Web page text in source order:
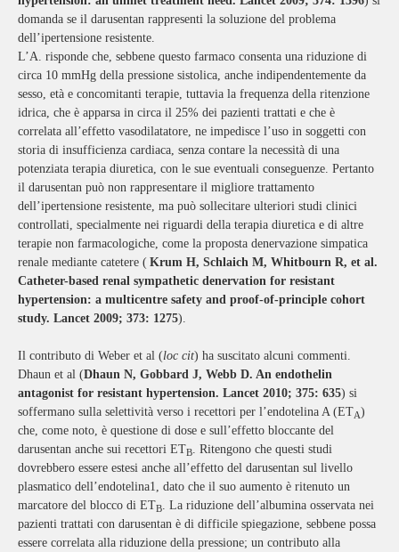
domanda se il darusentan rappresenti la soluzione del problema
dell’ipertensione resistente.
L’A. risponde che, sebbene questo farmaco consenta una riduzione di
circa 10 mmHg della pressione sistolica, anche indipendentemente da
sesso, età e concomitanti terapie, tuttavia la frequenza della ritenzione
idrica, che è apparsa in circa il 25% dei pazienti trattati e che è
correlata all’effetto vasodilatatore, ne impedisce l’uso in soggetti con
storia di insufficienza cardiaca, senza contare la necessità di una
potenziata terapia diuretica, con le sue eventuali conseguenze. Pertanto
il darusentan può non rappresentare il migliore trattamento
dell’ipertensione resistente, ma può sollecitare ulteriori studi clinici
controllati, specialmente nei riguardi della terapia diuretica e di altre
terapie non farmacologiche, come la proposta denervazione simpatica
renale mediante catetere ( Krum H, Schlaich M, Whitbourn R, et al.
Catheter-based renal sympathetic denervation for resistant
hypertension: a multicentre safety and proof-of-principle cohort
study. Lancet 2009; 373: 1275).
Il contributo di Weber et al (loc cit) ha suscitato alcuni commenti.
Dhaun et al (Dhaun N, Gobbard J, Webb D. An endothelin
antagonist for resistant hypertension. Lancet 2010; 375: 635) si
soffermano sulla selettività verso i recettori per l’endotelina A (ETA)
che, come noto, è questione di dose e sull’effetto bloccante del
darusentan anche sui recettori ETB. Ritengono che questi studi
dovrebbero essere estesi anche all’effetto del darusentan sul livello
plasmatico dell’endotelina1, dato che il suo aumento è ritenuto un
marcatore del blocco di ETB. La riduzione dell’albumina osservata nei
pazienti trattati con darusentan è di difficile spiegazione, sebbene possa
essere correlata alla riduzione della pressione; un contributo alla